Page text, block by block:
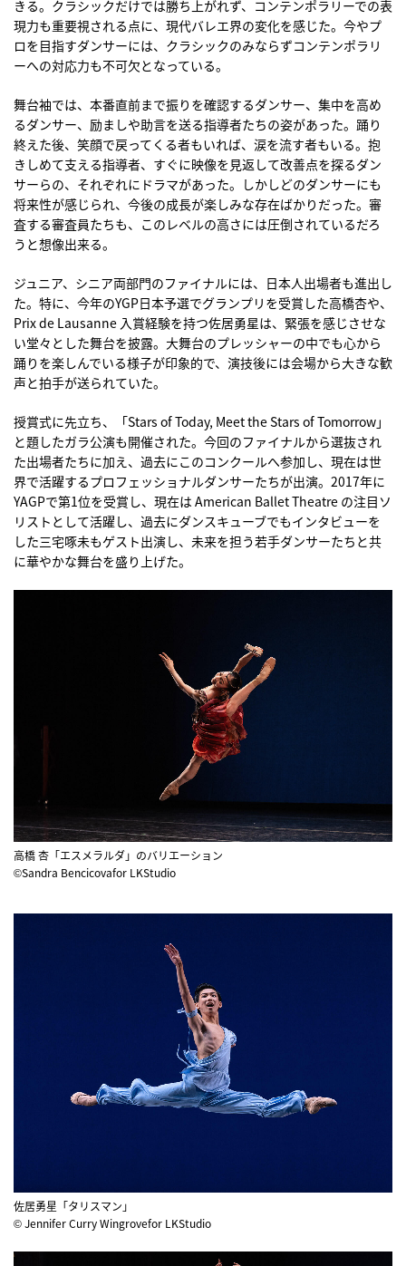
きる。クラシックだけでは勝ち上がれず、コンテンポラリーでの表
現力も重要視される点に、現代バレエ界の変化を感じた。今やプ
ロを目指すダンサーには、クラシックのみならずコンテンポラリ
ーへの対応力も不可欠となっている。
舞台袖では、本番直前まで振りを確認するダンサー、集中を高め
るダンサー、励ましや助言を送る指導者たちの姿があった。踊り
終えた後、笑顔で戻ってくる者もいれば、涙を流す者もいる。抱
きしめて支える指導者、すぐに映像を見返して改善点を探るダン
サーらの、それぞれにドラマがあった。しかしどのダンサーにも
将来性が感じられ、今後の成長が楽しみな存在ばかりだった。審
査する審査員たちも、このレベルの高さには圧倒されているだろ
うと想像出来る。
ジュニア、シニア両部門のファイナルには、日本人出場者も進出し
た。特に、今年のYGP日本予選でグランプリを受賞した高橋杏や、
Prix de Lausanne 入賞経験を持つ佐居勇星は、緊張を感じさせな
い堂々とした舞台を披露。大舞台のプレッシャーの中でも心から
踊りを楽しんでいる様子が印象的で、演技後には会場から大きな歓
声と拍手が送られていた。
授賞式に先立ち、「Stars of Today, Meet the Stars of Tomorrow」
と題したガラ公演も開催された。今回のファイナルから選抜され
た出場者たちに加え、過去にこのコンクールへ参加し、現在は世
界で活躍するプロフェッショナルダンサーたちが出演。2017年に
YAGPで第1位を受賞し、現在は American Ballet Theatre の注目ソ
リストとして活躍し、過去にダンスキューブでもインタビューを
した三宅啄未もゲスト出演し、未来を担う若手ダンサーたちと共
に華やかな舞台を盛り上げた。
高橋 杏「エスメラルダ」のバリエーション
©Sandra Bencicovafor LKStudio
佐居勇星「タリスマン」
© Jennifer Curry Wingrovefor LKStudio